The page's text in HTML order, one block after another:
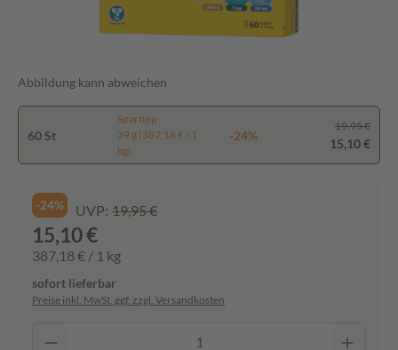
Abbildung kann abweichen
60 St
Spartipp
39 g (387,18 € / 1
kg)
-24%
19,95 €
15,10 €
-24% UVP: 19,95 €
15,10 €
387,18 € / 1 kg
sofort lieferbar
Preise inkl. MwSt. ggf. zzgl. Versandkosten